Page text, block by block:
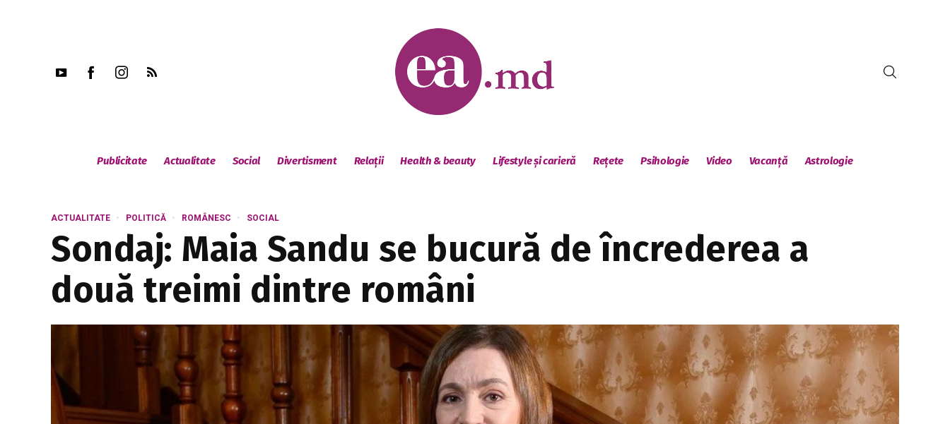
Publicitate Actualitate Social Divertisment Relații Health & beauty Lifestyle și carieră Rețete Psihologie Video Vacanță Astrologie
ACTUALITATE POLITICĂ ROMÂNESC SOCIAL
Sondaj: Maia Sandu se bucură de încrederea a
două treimi dintre români